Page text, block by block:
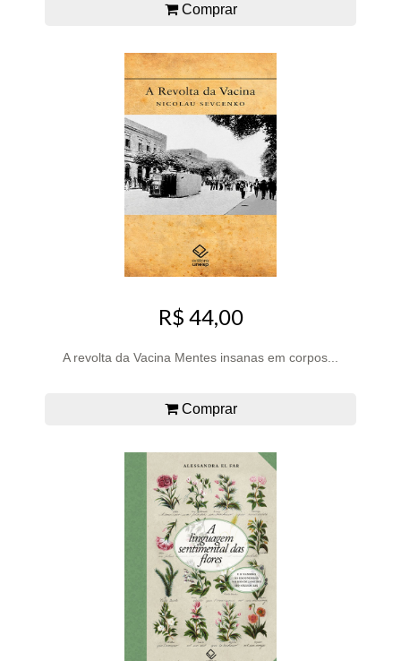
Comprar
R$ 44,00
A revolta da Vacina Mentes insanas em corpos...
Comprar